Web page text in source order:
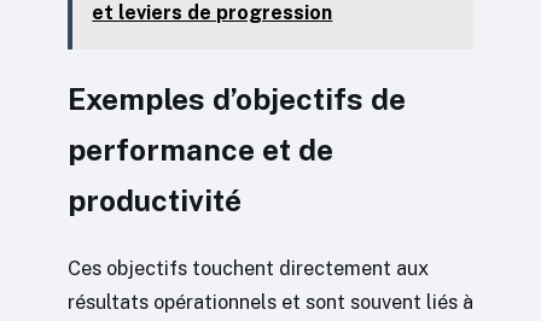
et leviers de progression
Exemples d’objectifs de
performance et de
productivité
Ces objectifs touchent directement aux
résultats opérationnels et sont souvent liés à